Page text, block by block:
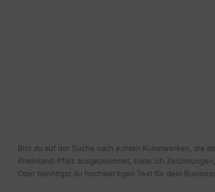
Bist du auf der Suche nach echten Kunstwerken, die
Rheinland-Pfalz ausgezeichnet, biete ich
Oder benötigst du hochwertigen Text für dein